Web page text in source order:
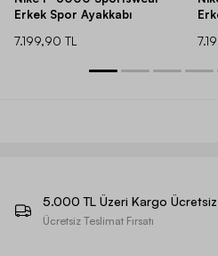
Erkek Spor Ayakkabı
7.199,90 TL
5.000 TL Üzeri Kargo Ücretsiz
Ücretsiz Teslimat Fırsatı